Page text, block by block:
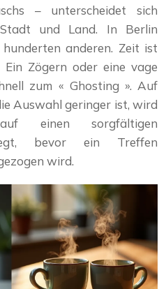
– unterscheidet sich
und Land. In Berlin
anderen. Zeit ist
Ein Zögern oder eine vage
zum « Ghosting ». Auf
Auswahl geringer ist, wird
einen sorgfältigen
bevor ein Treffen
wird.